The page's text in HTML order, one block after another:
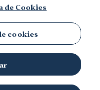
de Cookies
cookies